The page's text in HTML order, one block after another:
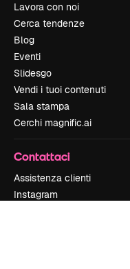
Lavora con noi
Cerca tendenze
Blog
Eventi
Slidesgo
Vendi i tuoi contenuti
Sala stampa
Cerchi magnific.ai
Contattaci
Assistenza clienti
Instagram